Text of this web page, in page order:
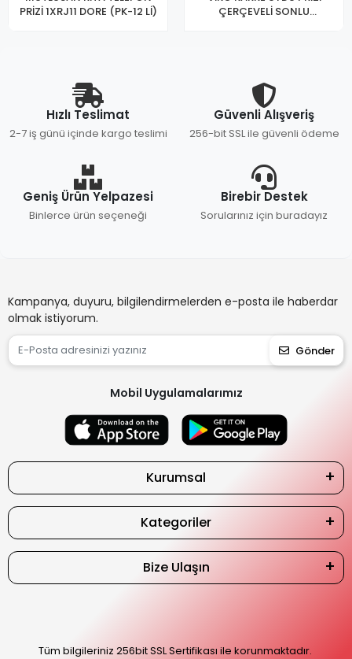
PRİZİ 1XRJ11 DORE (PK-12 Lİ)
ÇERÇEVELİ SONLU
Hızlı Teslimat
2-7 iş günü içinde kargo teslimi
Güvenli Alışveriş
256-bit SSL ile güvenli ödeme
Geniş Ürün Yelpazesi
Binlerce ürün seçeneği
Birebir Destek
Sorularınız için buradayız
Kampanya, duyuru, bilgilendirmelerden e-posta ile haberdar
olmak istiyorum.
Gönder
Mobil Uygulamalarımız
Kurumsal
Kategoriler
Bize Ulaşın
Tüm bilgileriniz 256bit SSL Sertifikası ile korunmaktadır.